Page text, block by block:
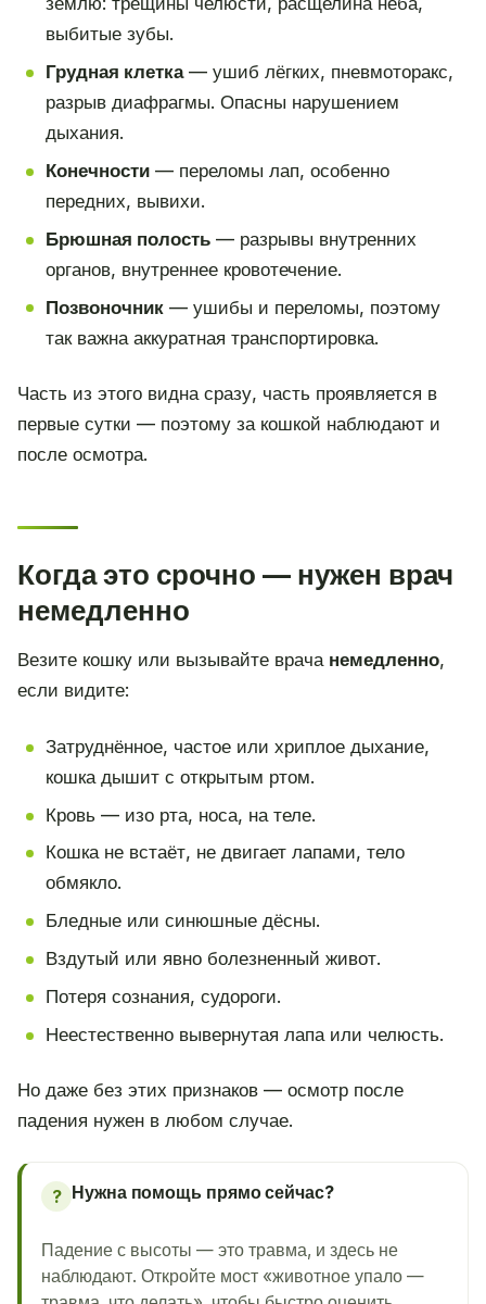
выбитые зубы.
Грудная клетка— ушиб лёгких, пневмоторакс,
разрыв диафрагмы. Опасны нарушением
дыхания.
Конечности— переломы лап, особенно
передних, вывихи.
Брюшная полость— разрывы внутренних
органов, внутреннее кровотечение.
Позвоночник— ушибы и переломы, поэтому
так важна аккуратная транспортировка.
Часть из этого видна сразу, часть проявляется в
первые сутки — поэтому за кошкой наблюдают и
после осмотра.
Когда это срочно — нужен врач
немедленно
Везите кошку или вызывайте врача немедленно,
если видите:
Затруднённое, частое или хриплое дыхание,
кошка дышит с открытым ртом.
Кровь — изо рта, носа, на теле.
Кошка не встаёт, не двигает лапами, тело
обмякло.
Бледные или синюшные дёсны.
Вздутый или явно болезненный живот.
Потеря сознания, судороги.
Неестественно вывернутая лапа или челюсть.
Но даже без этих признаков — осмотр после
падения нужен в любом случае.
? Нужна помощь прямо сейчас?
Падение с высоты — это травма, и здесь не
наблюдают. Откройте мост «животное упало —